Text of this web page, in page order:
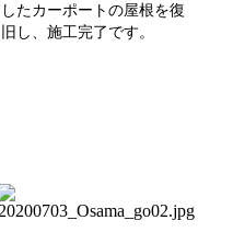
したカーポートの屋根を復
旧し、施工完了です。